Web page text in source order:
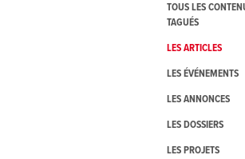
TOUS LES
TAGUÉS
LES ARTICLES
LES ÉVÉNEMENTS
LES ANNONCES
LES DOSSIERS
LES PROJETS